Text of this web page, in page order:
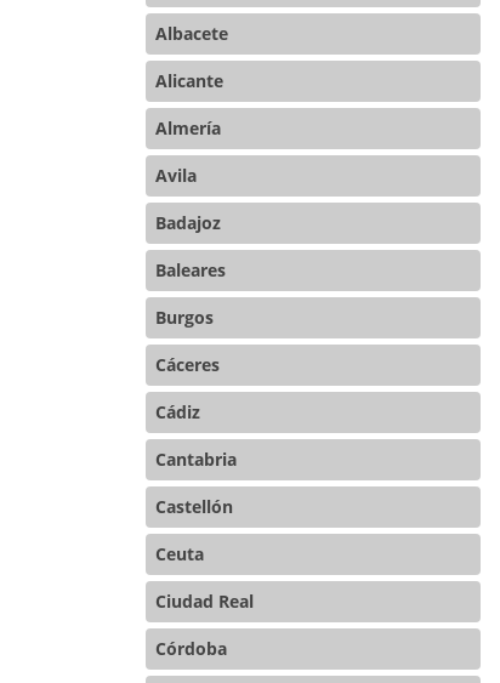
Albacete
Alicante
Almería
Avila
Badajoz
Baleares
Burgos
Cáceres
Cádiz
Cantabria
Castellón
Ceuta
Ciudad Real
Córdoba